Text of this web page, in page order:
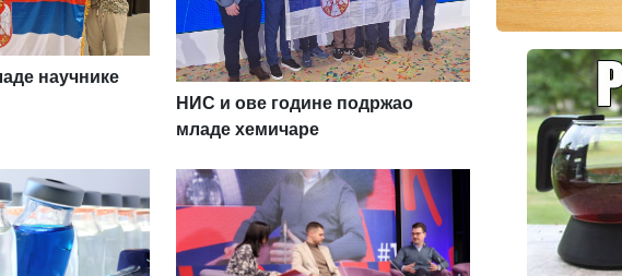
научнике
НИС и ове године подржао
младе хемичаре